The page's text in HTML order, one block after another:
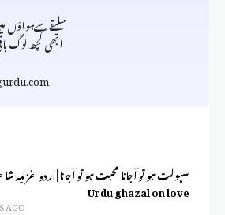
سلیقےسےہواؤں
ابھی کچھ لوگ
سہولت ہو تو آجانا محبت ہو تو آجانا | اردو غزلیہ
Urdu ghazal on love
AGO